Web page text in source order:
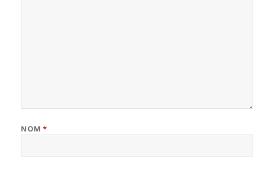
NOM*